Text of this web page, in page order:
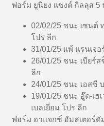
ฟอร์ม ยูนิยง แซงต์ กิลลุส 5
02/02/25 ชนะ เซนต์
โปร ลีก
31/01/25 แพ้ แรนเจอ
26/01/25 ชนะ เบียร์ส
ลีก
24/01/25 ชนะ เอสซี
19/01/25 ชนะ อู๊ด-เฮ
เบลเยี่ยม โปร ลีก
ฟอร์ม อาแจกซ์ อัมสเตอร์ดั